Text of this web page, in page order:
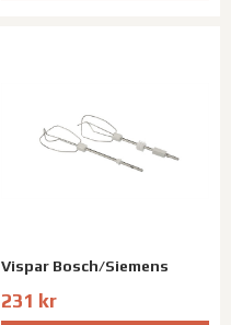
Vispar Bosch/Siemens
231 kr